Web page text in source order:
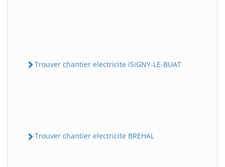
Trouver chantier electricite iSiGNY-LE-BUAT
Trouver chantier electricite BREHAL